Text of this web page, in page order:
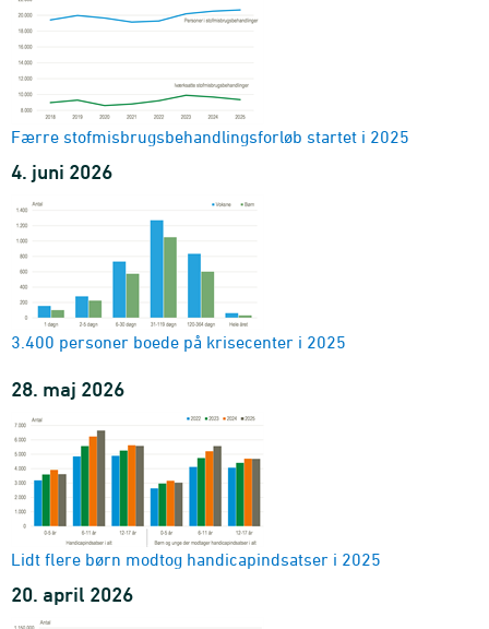
Færre stofmisbrugsbehandlingsforløb startet i 2025
4. juni 2026
3.400 personer boede på krisecenter i 2025
28. maj 2026
Lidt flere børn modtog handicapindsatser i 2025
20. april 2026